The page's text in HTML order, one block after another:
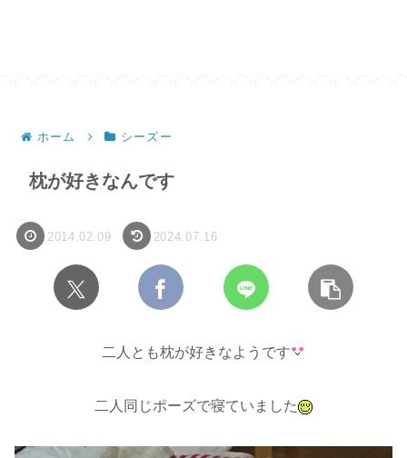
ホーム シーズー
枕が好きなんです
2014.02.09 2024.07.16
二人とも枕が好きなようです
二人同じポーズで寝ていました